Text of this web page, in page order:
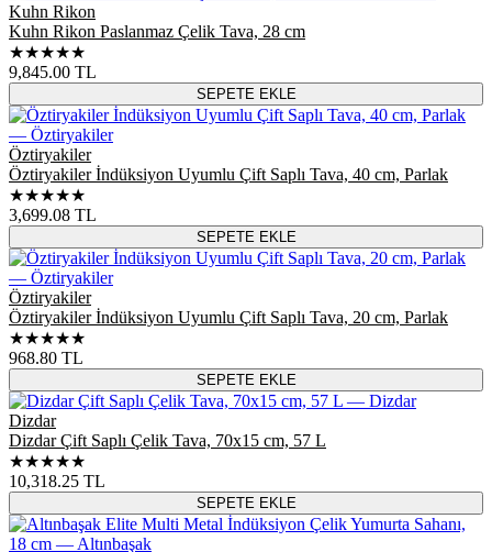
Kuhn Rikon
Kuhn Rikon Paslanmaz Çelik Tava, 28 cm
★★★★★
9,845.00 TL
SEPETE EKLE
Öztiryakiler
Öztiryakiler İndüksiyon Uyumlu Çift Saplı Tava, 40 cm, Parlak
★★★★★
3,699.08 TL
SEPETE EKLE
Öztiryakiler
Öztiryakiler İndüksiyon Uyumlu Çift Saplı Tava, 20 cm, Parlak
★★★★★
968.80 TL
SEPETE EKLE
Dizdar
Dizdar Çift Saplı Çelik Tava, 70x15 cm, 57 L
★★★★★
10,318.25 TL
SEPETE EKLE